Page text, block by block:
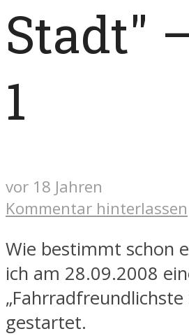
Stadt"
1
vor 18 Jahren
Kommentar hinterlassen
Wie bestimmt schon
ich am 28.09.2008
gestartet.